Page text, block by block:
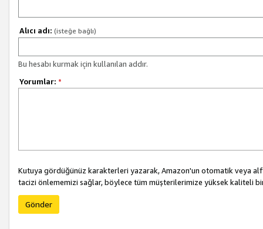
Alıcı adı: (isteğe bağlı)
Bu hesabı kurmak için kullanılan addır.
Yorumlar: *
Kutuya gördüğünüz karakterleri yazarak, Amazon'un otomatik veya
tacizi önlememizi sağlar, böylece tüm müşterilerimize yüksek kaliteli
Gönder